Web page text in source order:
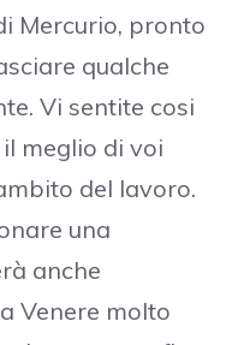
Mercurio, pronto
qualche
Vi sentite cosi
meglio di voi
del lavoro.
una
anche
Venere molto